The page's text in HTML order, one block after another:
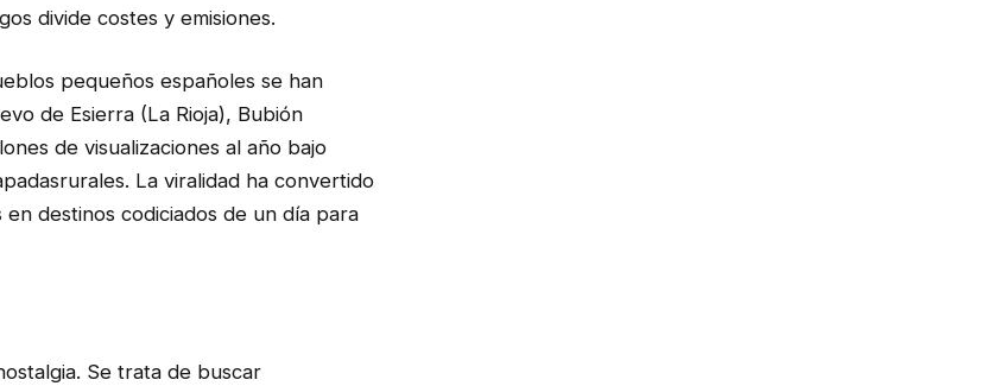
divide costes y emisiones.
pequeños españoles se han
de Esierra (La Rioja), Bubión
de visualizaciones al año bajo
La viralidad ha convertido
destinos codiciados de un día para
Se trata de buscar